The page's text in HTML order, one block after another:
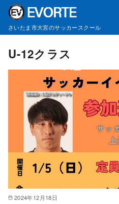
さいたま市大宮のサッカースクール
U-12クラス
2024年12月18日